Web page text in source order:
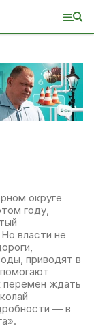
округе
году,
власти не
приводят в
перемен ждать
— в